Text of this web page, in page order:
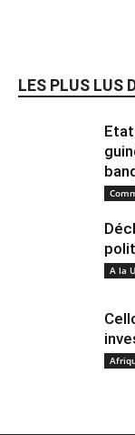
LES PLUS LUS
A la